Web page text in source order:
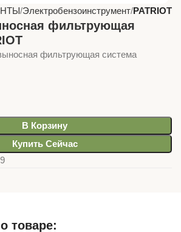
Электробензоинструмент PATRIOT
фильтрующая
фильтрующая система
В Корзину
Купить Сейчас
товаре: